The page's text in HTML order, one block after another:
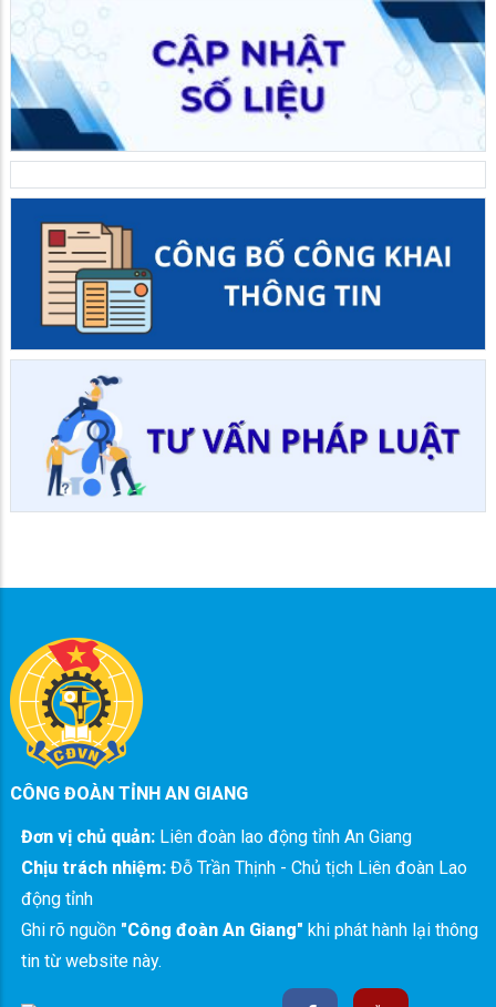
CÔNG ĐOÀN TỈNH AN GIANG
Đơn vị chủ quản: Liên đoàn lao động tỉnh An Giang
Chịu trách nhiệm: Đỗ Trần Thịnh - Chủ tịch Liên đoàn Lao
động tỉnh
Ghi rõ nguồn "Công đoàn An Giang" khi phát hành lại thông
tin từ website này.